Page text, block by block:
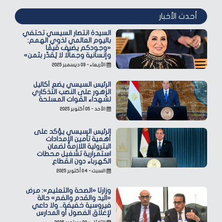
أحدث الأخبار
السيدة انتصار السيسي تحتفي
باليوم العالمي لذوي الهمم:
«وجودكم يضيف قيمًا
وإنسانية وجمالًا لا يُقدّر بثمن»
الأربعاء - ٠٣ ديسمبر ٢٠٢٥
الرئيس السيسي يضع أكاليل
الزهور على النصب التذكاري
لشهداء القوات المسلحة
الأحد - ٠٥ أكتوبر ٢٠٢٥
الرئيس السيسي يؤكد على
أهمية تأمين الإمدادات
البترولية اللازمة لضمان
استمرارية تشغيل محطات
الكهرباء دون انقطاع
السبت - ٠٤ أكتوبر ٢٠٢٥
وزارتا «الصحة والتعليم»: مرض
«اليد والقدم والفم» حالة
فيروسية خفيفة.. ولا داعي
لإغلاق الفصول أو المدارس